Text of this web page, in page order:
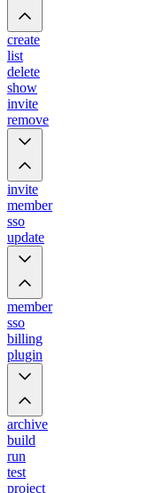
create
list
delete
show
invite
remove
invite
member
sso
update
member
sso
billing
plugin
archive
build
run
test
project